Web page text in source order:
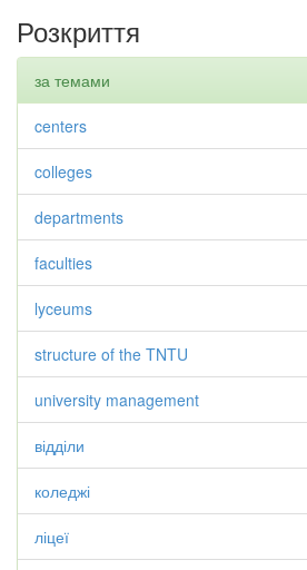
Розкриття
за темами
centers
colleges
departments
faculties
lyceums
structure of the TNTU
university management
відділи
коледжі
ліцеї